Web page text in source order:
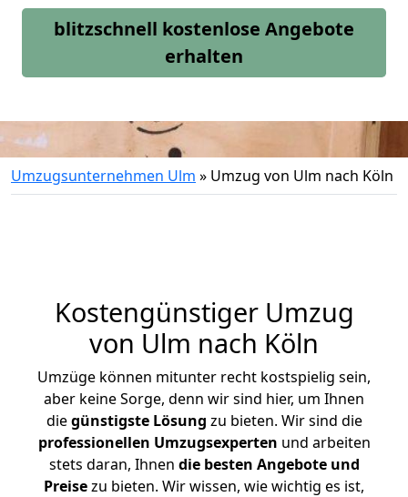
blitzschnell kostenlose Angebote
erhalten
Umzugsunternehmen Ulm » Umzug von Ulm nach Köln
Kostengünstiger Umzug
von Ulm nach Köln
Umzüge können mitunter recht kostspielig sein,
aber keine Sorge, denn wir sind hier, um Ihnen
diegünstigste Lösung zu bieten. Wir sind die
professionellen Umzugsexperten und arbeiten
stets daran, Ihnen die besten Angebote und
Preisezu bieten. Wir wissen, wie wichtig es ist,